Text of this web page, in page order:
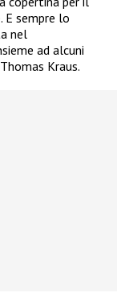
E sempre lo
nel
ad alcuni
Kraus.